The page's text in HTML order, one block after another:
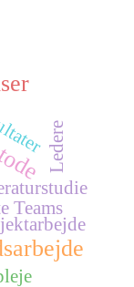
Teams
Ledere